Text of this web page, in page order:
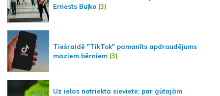
Ernests Buļko (3)
Tiešraidē "TikTok" pamanīts apdraudējums
maziem bērniem (3)
Uz ielas notriekta sieviete; par gūtajām